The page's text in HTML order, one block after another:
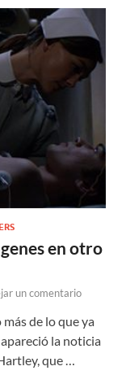
en otro
un comentario
de lo que ya
la noticia
que …